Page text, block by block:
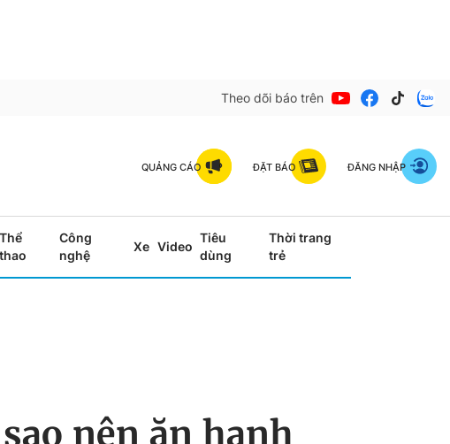
Theo dõi báo trên
QUẢNG CÁO ĐẶT BÁO ĐĂNG NHẬP
Thể
thao
Công
nghệ
Xe Video
Tiêu
dùng
Thời trang
trẻ
nên ăn hạnh